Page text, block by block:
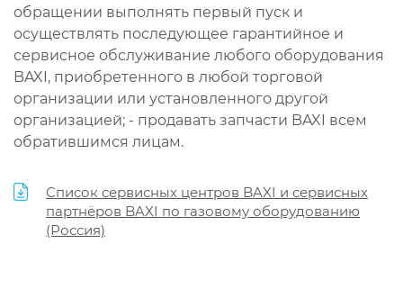
обращении выполнять первый пуск и
осуществлять последующее гарантийное и
сервисное обслуживание любого оборудования
BAXI, приобретенного в любой торговой
организации или установленного другой
организацией; - продавать запчасти BAXI всем
обратившимся лицам.
Список сервисных центров BAXI и сервисных
партнёров BAXI по газовому оборудованию
(Россия)